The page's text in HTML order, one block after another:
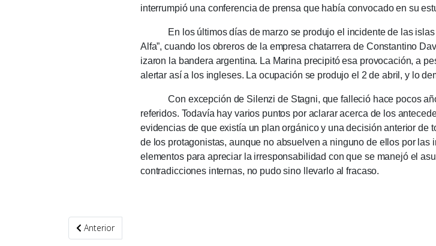
interrumpió una conferencia de prensa que había convocado en su
En los últimos días de marzo se produjo el incidente de las islas
Alfa”, cuando los obreros de la empresa chatarrera de Constantino
izaron la bandera argentina. La Marina precipitó esa provocación, a
alertar así a los ingleses. La ocupación se produjo el 2 de abril, y lo
Con excepción de Silenzi de Stagni, que falleció hace pocos
referidos. Todavía hay varios puntos por aclarar acerca de los
evidencias de que existía un plan orgánico y una decisión anterior
de los protagonistas, aunque no absuelven a ninguno de ellos por las
elementos para apreciar la irresponsabilidad con que se manejó el
contradicciones internas, no pudo sino llevarlo al fracaso.
Artículo anterior: Latinoamericanidad: la apertura a lo imaginario
Anterior